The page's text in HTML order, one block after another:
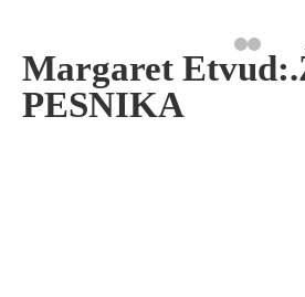
Margaret
PESNIKA